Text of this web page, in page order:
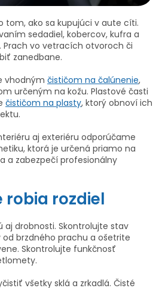
tom, ako sa kupujúci v aute cíti.
sedadiel, kobercov, kufra a
vo vetracích otvoroch či
zanedbane.
vhodným čističom na čalúnenie,
určeným na kožu. Plastové časti
čističom na plasty, ktorý obnoví ich
aj exteriéru odporúčame
ktorá je určená priamo na
a zabezpečí profesionálny
robia rozdiel
aj drobnosti. Skontrolujte stav
brzdného prachu a ošetrite
Skontrolujte funkčnosť
všetky sklá a zrkadlá. Čisté